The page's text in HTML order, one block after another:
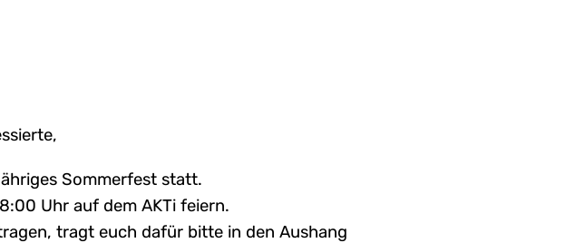
Sommerfest statt.
Uhr auf dem AKTi feiern.
tragt euch dafür bitte in den Aushang